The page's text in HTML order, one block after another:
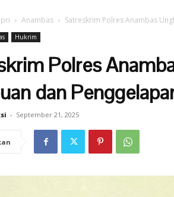
Anambas Satreskrim Polres Anambas
Hukrim
Polres
dan
- September 21, 2025